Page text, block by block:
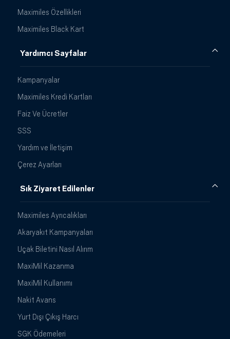
Maximiles Özellikleri
Maximiles Black Kart
Yardımcı Sayfalar
Kampanyalar
Maximiles Kredi Kartları
Faiz Ve Ücretler
SSS
Yardım ve İletişim
Çerez Ayarları
Sık Ziyaret Edilenler
Maximiles Ayrıcalıkları
Akaryakıt Kampanyaları
Uçak Biletini Nasıl Alırım
MaxiMil Kazanma
MaxiMil Kullanımı
Nakit Avans
Yurt Dışı Çıkış Harcı
SGK Ödemeleri